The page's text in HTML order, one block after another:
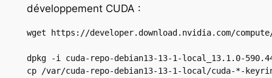
développement CUDA :
wget https://developer.download.nvidia.com/
dpkg -i cuda-repo-debian13-13-1-local_13.1.0-
cp /var/cuda-repo-debian13-13-1-local/cuda-*-